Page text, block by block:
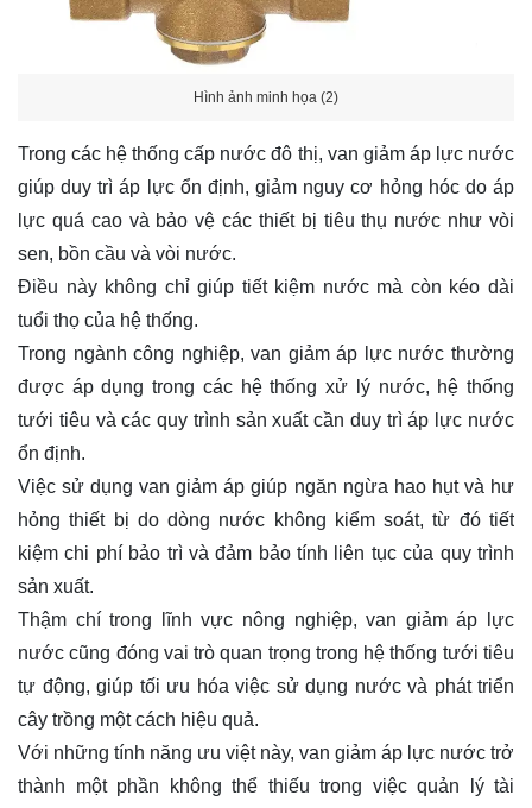
Hình ảnh minh họa (2)
Trong các hệ thống cấp nước đô thị, van giảm áp lực nước
giúp duy trì áp lực ổn định, giảm nguy cơ hỏng hóc do áp
lực quá cao và bảo vệ các thiết bị tiêu thụ nước như vòi
sen, bồn cầu và vòi nước.
Điều này không chỉ giúp tiết kiệm nước mà còn kéo dài
tuổi thọ của hệ thống.
Trong ngành công nghiệp, van giảm áp lực nước thường
được áp dụng trong các hệ thống xử lý nước, hệ thống
tưới tiêu và các quy trình sản xuất cần duy trì áp lực nước
ổn định.
Việc sử dụng van giảm áp giúp ngăn ngừa hao hụt và hư
hỏng thiết bị do dòng nước không kiểm soát, từ đó tiết
kiệm chi phí bảo trì và đảm bảo tính liên tục của quy trình
sản xuất.
Thậm chí trong lĩnh vực nông nghiệp, van giảm áp lực
nước cũng đóng vai trò quan trọng trong hệ thống tưới tiêu
tự động, giúp tối ưu hóa việc sử dụng nước và phát triển
cây trồng một cách hiệu quả.
Với những tính năng ưu việt này, van giảm áp lực nước trở
thành một phần không thể thiếu trong việc quản lý tài